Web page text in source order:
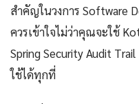
สำคัญในวงการ Software
ควรเข้าใจไม่ว่าคุณจะใช้
Spring Security Audit
ใช้ได้ทุกที่